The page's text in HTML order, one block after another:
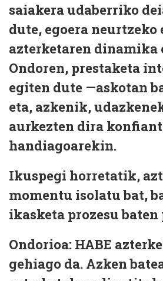
saiakeraudaberriko
dute, egoera neurtzeko
azterketaren dinamika
Ondoren, prestaketa
egiten dute —askotan
eta, azkenik,
aurkezten dira
handiagoarekin.
Ikuspegi horretatik,
momentu isolatu bat,
ikasketa prozesu baten
Ondorioa: HABE
gehiago da. Azken